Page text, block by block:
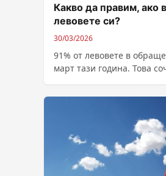
Какво да правим, ако
левовете си?
30/03/2026
91% от левовете в
март тази година. Това